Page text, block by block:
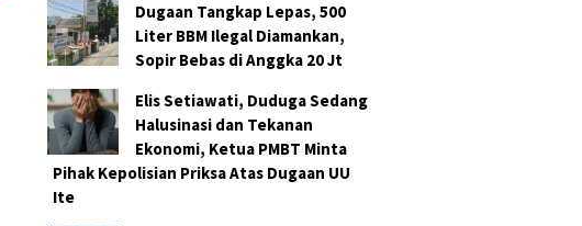
Dugaan Tangkap Lepas, 500
Liter BBM Ilegal Diamankan,
Sopir Bebas di Anggka 20 Jt
Elis Setiawati, Duduga Sedang
Halusinasi dan Tekanan
Ekonomi, Ketua PMBT Minta
Pihak Kepolisian Priksa Atas Dugaan UU
Ite